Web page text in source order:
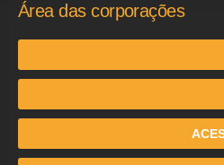
Área das corporações